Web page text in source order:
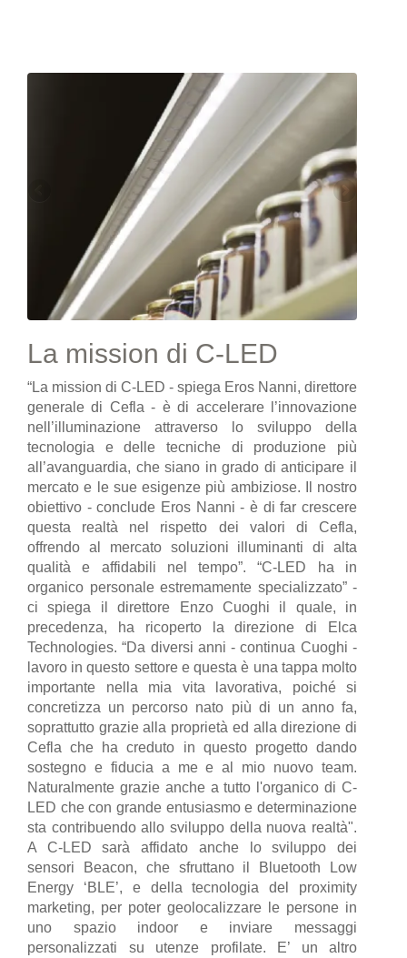
La mission di C-LED
“La mission di C-LED - spiega Eros Nanni, direttore
generale di Cefla - è di accelerare l’innovazione
nell’illuminazione attraverso lo sviluppo della
tecnologia e delle tecniche di produzione più
all’avanguardia, che siano in grado di anticipare il
mercato e le sue esigenze più ambiziose. Il nostro
obiettivo - conclude Eros Nanni - è di far crescere
questa realtà nel rispetto dei valori di Cefla,
offrendo al mercato soluzioni illuminanti di alta
qualità e affidabili nel tempo”. “C-LED ha in
organico personale estremamente specializzato” -
ci spiega il direttore Enzo Cuoghi il quale, in
precedenza, ha ricoperto la direzione di Elca
Technologies. “Da diversi anni - continua Cuoghi -
lavoro in questo settore e questa è una tappa molto
importante nella mia vita lavorativa, poiché si
concretizza un percorso nato più di un anno fa,
soprattutto grazie alla proprietà ed alla direzione di
Cefla che ha creduto in questo progetto dando
sostegno e fiducia a me e al mio nuovo team.
Naturalmente grazie anche a tutto l'organico di C-
LED che con grande entusiasmo e determinazione
sta contribuendo allo sviluppo della nuova realtà".
A C-LED sarà affidato anche lo sviluppo dei
sensori Beacon, che sfruttano il Bluetooth Low
Energy ‘BLE’, e della tecnologia del proximity
marketing, per poter geolocalizzare le persone in
uno spazio indoor e inviare messaggi
personalizzati su utenze profilate. E’ un altro